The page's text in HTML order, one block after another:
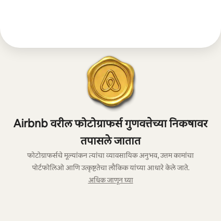
Airbnb वरील फोटोग्राफर्स गुणवत्तेच्या निकषावर
तपासले जातात
फोटोग्राफर्सचे मूल्यांकन त्यांचा व्यावसायिक अनुभव, उत्तम कामांचा
पोर्टफोलिओ आणि उत्कृष्टतेचा लौकिक यांच्या आधारे केले जाते.
अधिक जाणून घ्या